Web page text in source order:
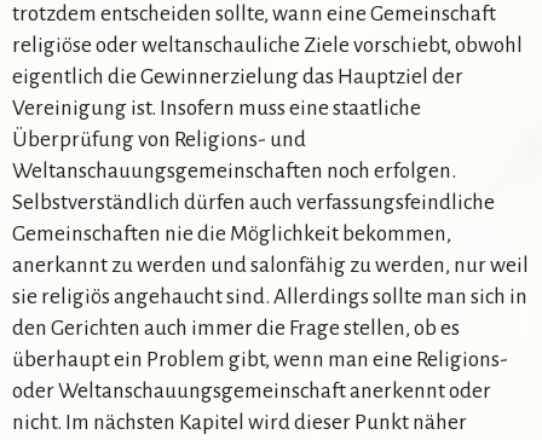
trotzdem entscheiden sollte, wann eine Gemeinschaft
religiöse oder weltanschauliche Ziele vorschiebt, obwohl
eigentlich die Gewinnerzielung das Hauptziel der
Vereinigung ist. Insofern muss eine staatliche
Überprüfung von Religions- und
Weltanschauungsgemeinschaften noch erfolgen.
Selbstverständlich dürfen auch verfassungsfeindliche
Gemeinschaften nie die Möglichkeit bekommen,
anerkannt zu werden und salonfähig zu werden, nur weil
sie religiös angehaucht sind. Allerdings sollte man sich in
den Gerichten auch immer die Frage stellen, ob es
überhaupt ein Problem gibt, wenn man eine Religions-
oder Weltanschauungsgemeinschaft anerkennt oder
nicht. Im nächsten Kapitel wird dieser Punkt näher